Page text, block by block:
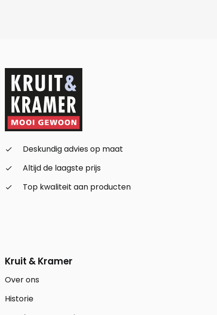
check_small
Deskundig advies op maat
check_small
Altijd de laagste prijs
check_small
Top kwaliteit aan producten
Kruit & Kramer
Over ons
Historie